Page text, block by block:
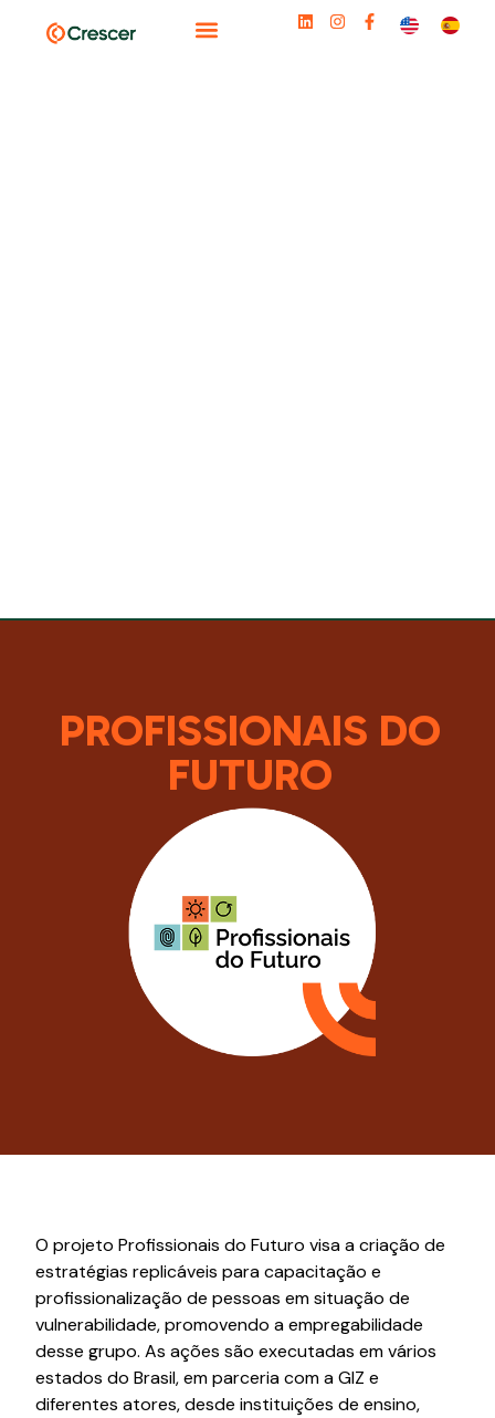
PROFISSIONAIS DO
FUTURO
O projeto Profissionais do Futuro visa a criação de
estratégias replicáveis para capacitação e
profissionalização de pessoas em situação de
vulnerabilidade, promovendo a empregabilidade
desse grupo. As ações são executadas em vários
estados do Brasil, em parceria com a GIZ e
diferentes atores, desde instituições de ensino,